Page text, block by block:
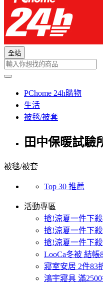
全站
PChome 24h購物
生活
被毯/被套
田中保暖試驗
被毯/被套
Top 30 推薦
活動專區
搶!涼夏一件下
搶!涼夏一件下
搶!涼夏一件下
LooCa冬被 結帳
寢室安居 2件83
鴻宇寢具 滿